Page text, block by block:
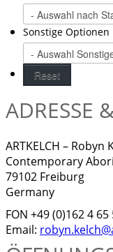
Sonstige Optionen
ADRESSE
ARTKELCH – Robyn
Contemporary
79102 Freiburg
Germany
FON +49 (0)162 4 65
Email: